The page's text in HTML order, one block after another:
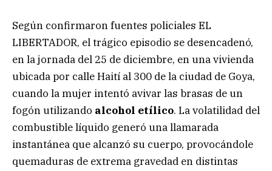
Según confirmaron fuentes policiales EL
LIBERTADOR, el trágico episodio se desencadenó,
en la jornada del 25 de diciembre, en una vivienda
ubicada por calle Haití al 300 de la ciudad de Goya,
cuando la mujer intentó avivar las brasas de un
fogón utilizando alcohol etílico. La volatilidad del
combustible líquido generó una llamarada
instantánea que alcanzó su cuerpo, provocándole
quemaduras de extrema gravedad en distintas